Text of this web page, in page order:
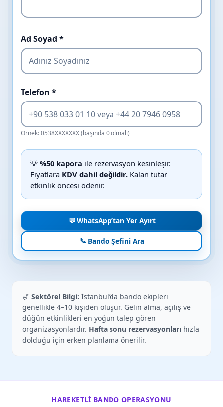
Ad Soyad *
Telefon *
Örnek: 0538XXXXXXX (başında 0 olmalı)
💡 %50 kapora ile rezervasyon kesinleşir.
Fiyatlara KDV dahil değildir.Kalan tutar
etkinlik öncesi ödenir.
💬WhatsApp’tan Yer Ayırt
📞 Bando Şefini Ara
🎷 Sektörel Bilgi: İstanbul’da bando ekipleri
genellikle 4–10 kişiden oluşur. Gelin alma, açılış ve
düğün etkinlikleri en yoğun talep gören
organizasyonlardır. Hafta sonu rezervasyonları hızla
dolduğu için erken planlama önerilir.
HAREKETLI BANDO OPERASYONU